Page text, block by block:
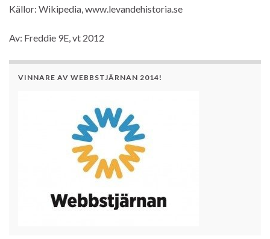
Källor: Wikipedia, www.levandehistoria.se
Av: Freddie 9E, vt 2012
VINNARE AV WEBBSTJÄRNAN 2014!